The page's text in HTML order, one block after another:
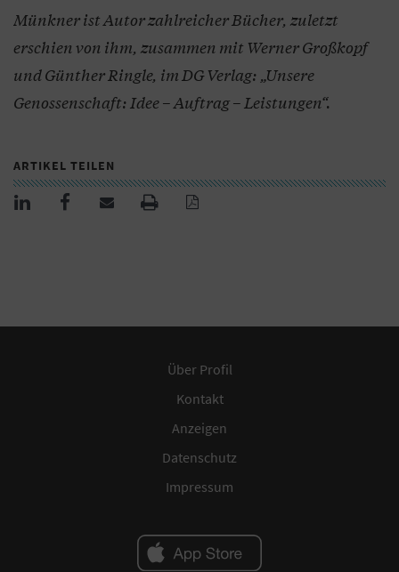
Münkner ist Autor zahlreicher Bücher, zuletzt
erschien von ihm, zusammen mit Werner Großkopf
und Günther Ringle, im DG Verlag: „Unsere
Genossenschaft: Idee – Auftrag – Leistungen“.
ARTIKEL TEILEN
Über Profil
Kontakt
Anzeigen
Datenschutz
Impressum